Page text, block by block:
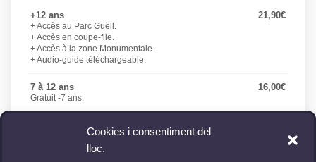
Cookies i consentiment del
lloc.
+12 ans 21,90€
+ Accès au Parc Güell.
+ Accès en coupe-file.
+ Accès à la zone Monumentale.
+ Audio-guide téléchargeable.
7 à 12 ans 16,00€
Gratuit -7 ans.